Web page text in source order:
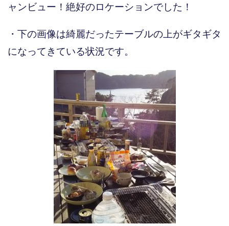
ャンビュー！絶好のロケーションでした！
・下の画像は綺麗だったテーブルの上がギタギタ
になってきている状況です。